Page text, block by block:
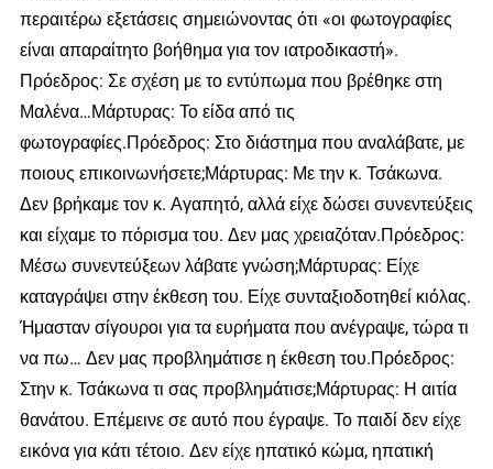
περαιτέρω εξετάσεις σημειώνοντας ότι «οι φωτογραφίες
είναι απαραίτητο βοήθημα για τον ιατροδικαστή».
Πρόεδρος: Σε σχέση με το εντύπωμα που βρέθηκε στη
Μαλένα…Μάρτυρας: Το είδα από τις
φωτογραφίες.Πρόεδρος: Στο διάστημα που αναλάβατε, με
ποιους επικοινωνήσετε;Μάρτυρας: Με την κ. Τσάκωνα.
Δεν βρήκαμε τον κ. Αγαπητό, αλλά είχε δώσει συνεντεύξεις
και είχαμε το πόρισμα του. Δεν μας χρειαζόταν.Πρόεδρος:
Μέσω συνεντεύξεων λάβατε γνώση;Μάρτυρας: Είχε
καταγράψει στην έκθεση του. Είχε συνταξιοδοτηθεί κιόλας.
Ήμασταν σίγουροι για τα ευρήματα που ανέγραψε, τώρα τι
να πω… Δεν μας προβλημάτισε η έκθεση του.Πρόεδρος:
Στην κ. Τσάκωνα τι σας προβλημάτισε;Μάρτυρας: Η αιτία
θανάτου. Επέμεινε σε αυτό που έγραψε. Το παιδί δεν είχε
εικόνα για κάτι τέτοιο. Δεν είχε ηπατικό κώμα, ηπατική